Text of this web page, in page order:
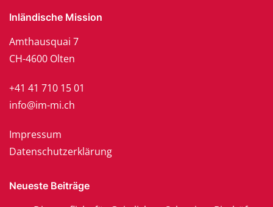
Inländische Mission
Amthausquai 7
CH-4600 Olten
+41 41 710 15 01
info@im-mi.ch
Impressum
Datenschutzerklärung
Neueste Beiträge